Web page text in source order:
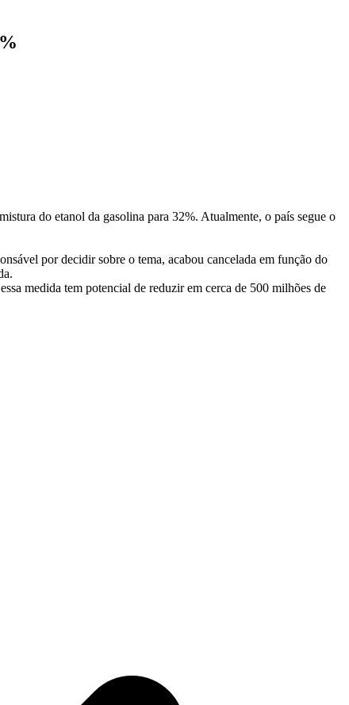
do etanol da gasolina para 32%. Atualmente, o país segue o
por decidir sobre o tema, acabou cancelada em função do
medida tem potencial de reduzir em cerca de 500 milhões de